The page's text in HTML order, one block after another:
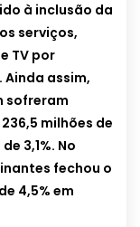
à inclusão da
serviços,
TV por
assim,
sofreram
milhões de
3,1%. No
fechou o
4,5% em